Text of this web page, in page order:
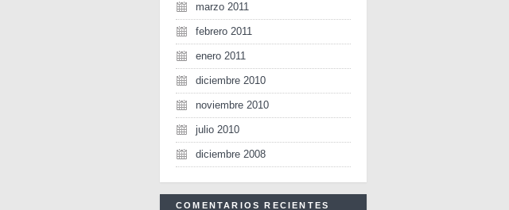
marzo 2011
febrero 2011
enero 2011
diciembre 2010
noviembre 2010
julio 2010
diciembre 2008
COMENTARIOS RECIENTES